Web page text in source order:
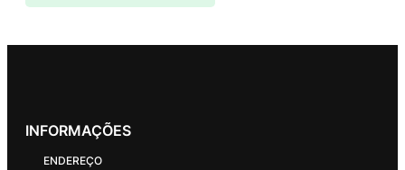
INFORMAÇÕES
ENDEREÇO